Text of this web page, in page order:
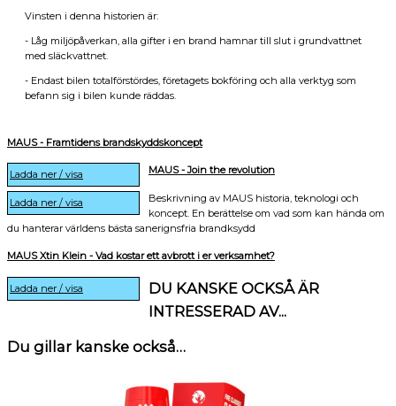
Vinsten i denna historien är:
- Låg miljöpåverkan, alla gifter i en brand hamnar till slut i grundvattnet
med släckvattnet.
- Endast bilen totalförstördes, företagets bokföring och alla verktyg som
befann sig i bilen kunde räddas.
MAUS - Framtidens brandskyddskoncept
Ladda ner / visa MAUS - Join the revolution
Ladda ner / visa
Beskrivning av MAUS historia, teknologi och
koncept. En berättelse om vad som kan hända om
du hanterar världens bästa sanerignsfria brandksydd
MAUS Xtin Klein - Vad kostar ett avbrott i er verksamhet?
Ladda ner / visa
DU KANSKE OCKSÅ ÄR
INTRESSERAD AV...
Du gillar kanske också…